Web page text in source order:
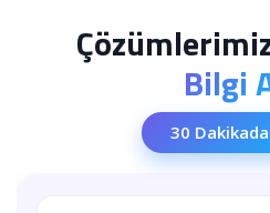
Bilgi
30